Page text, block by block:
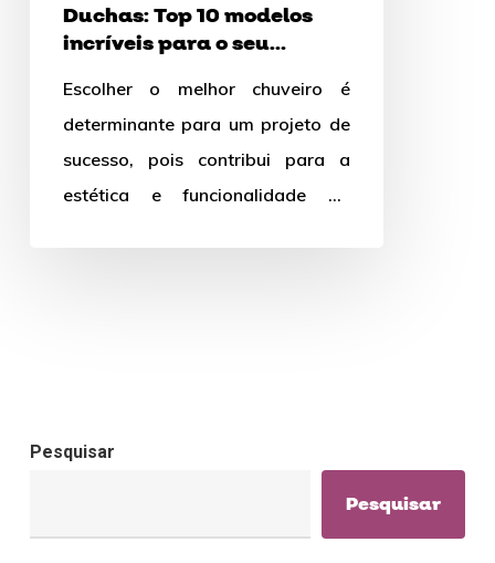
Duchas: Top 10 modelos
incríveis para o seu
Escolher o melhor chuveiro é
determinante para um projeto de
sucesso, pois contribui para a
estética e funcionalidade do
Pesquisar
Pesquisar